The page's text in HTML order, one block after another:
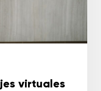
virtuales